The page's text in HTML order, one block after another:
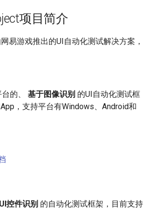
台
程
本入门
门教学
机上进
手机上进
上进行自
应用程
主界面交互
Android连接常见问题
IOS设备连接
浏览器连接
Android手机设置初始化功
详解Poco辅助窗功能
详解selenium-window辅
运行.air和.py脚本的差别
命令行运行脚本
十、企业版IDE的批量运行
能
Airtest报告指南
本介绍
报告
脚本
式详解
详解
启的解决
项目简介
易游戏推出的UI自动化测试解决方案，
的、 基于图像识别 的UI自动化测试框
，支持平台有Windows、Android和
控件识别 的自动化测试框架，目前支持